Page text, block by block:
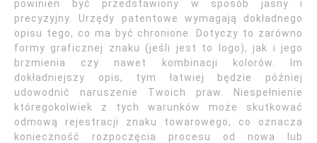
powinien być przedstawiony w sposób jasny i
precyzyjny. Urzędy patentowe wymagają dokładnego
opisu tego, co ma być chronione. Dotyczy to zarówno
formy graficznej znaku (jeśli jest to logo), jak i jego
brzmienia czy nawet kombinacji kolorów. Im
dokładniejszy opis, tym łatwiej będzie później
udowodnić naruszenie Twoich praw. Niespełnienie
któregokolwiek z tych warunków może skutkować
odmową rejestracji znaku towarowego, co oznacza
konieczność rozpoczęcia procesu od nowa lub